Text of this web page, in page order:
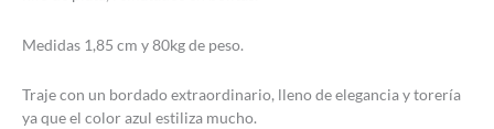
Medidas 1,85 cm y 80kg de peso.
Traje con un bordado extraordinario, lleno de elegancia y torería
ya que el color azul estiliza mucho.